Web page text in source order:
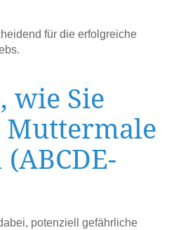
für die erfolgreiche
wie Sie
potenziell gefährliche